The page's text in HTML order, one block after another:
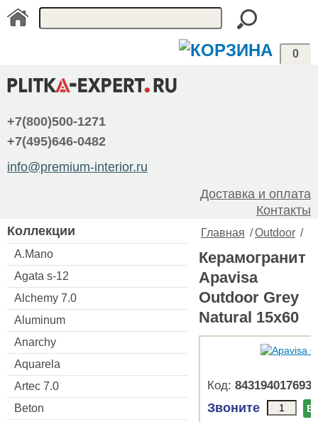
0
+7(800)500-1271
+7(495)646-0482
info@premium-interior.ru
Доставка и оплата
Контакты
Коллекции
A.Mano
Agata s-12
Alchemy 7.0
Aluminum
Anarchy
Aquarela
Artec 7.0
Beton
Главная /Outdoor /
Керамогранит
Apavisa
Outdoor Grey
Natural 15x60
Код: 8431940176937
Звоните В